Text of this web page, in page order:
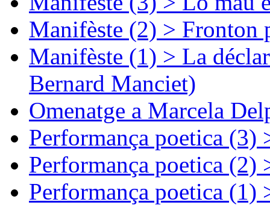
Manifèste (2) > Fronton
Manifèste (1) > La
Bernard Manciet)
Omenatge a Marcela
Performança poetica (3)
Performança poetica (2)
Performança poetica (1)